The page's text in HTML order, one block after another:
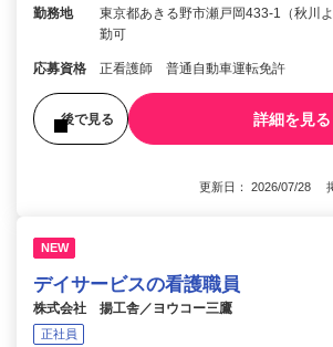
勤務地
東京都あきる野市瀬戸岡433-1（秋川
勤可
応募資格 正看護師 普通自動車運転免許
後で見る 詳細を見る
更新日： 2026/07/28
NEW
デイサービスの看護職員
株式会社 揚工舎／ヨウコー三鷹
正社員